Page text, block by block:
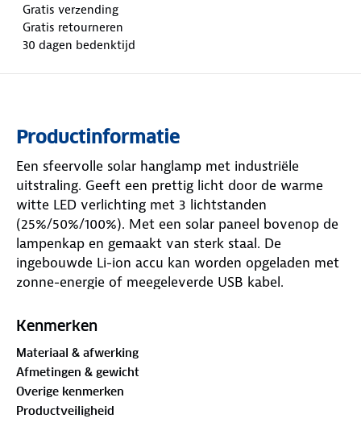
Gratis verzending
Gratis retourneren
30 dagen bedenktijd
Productinformatie
Een sfeervolle solar hanglamp met industriële
uitstraling. Geeft een prettig licht door de warme
witte LED verlichting met 3 lichtstanden
(25%/50%/100%). Met een solar paneel bovenop de
lampenkap en gemaakt van sterk staal. De
ingebouwde Li-ion accu kan worden opgeladen met
zonne-energie of meegeleverde USB kabel.
te schakelen.
Kenmerken
Materiaal & afwerking
Afmetingen & gewicht
Overige kenmerken
Productveiligheid